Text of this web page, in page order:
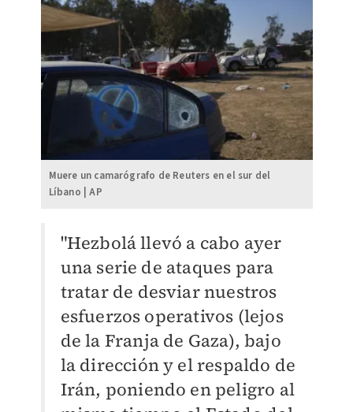
Muere un camarógrafo de Reuters en el sur del
Líbano | AP
"Hezbolá llevó a cabo ayer
una serie de ataques para
tratar de desviar nuestros
esfuerzos operativos (lejos
de la Franja de Gaza), bajo
la dirección y el respaldo de
Irán, poniendo en peligro al